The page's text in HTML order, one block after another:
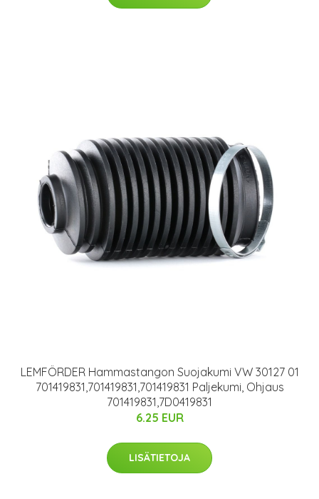
LEMFÖRDER Hammastangon Suojakumi VW 30127 01
701419831,701419831,701419831 Paljekumi, Ohjaus
701419831,7D0419831
6.25 EUR
LISÄTIETOJA